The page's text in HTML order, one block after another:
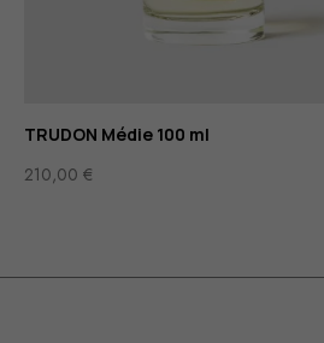
TRUDON Médie 100 ml
210,00 €